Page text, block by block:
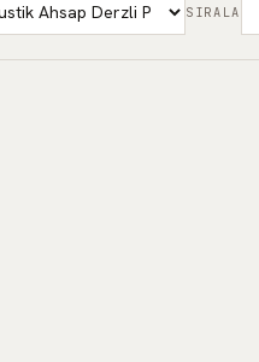
SIRALA